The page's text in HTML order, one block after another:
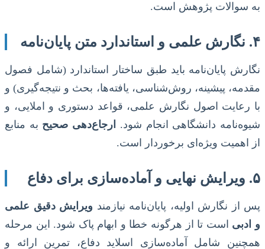
به سوالات پژوهش است.
۴. نگارش علمی و استاندارد متن پایان‌نامه
نگارش پایان‌نامه باید طبق ساختار استاندارد (شامل فصول
مقدمه، پیشینه، روش‌شناسی، یافته‌ها، بحث و نتیجه‌گیری) و
با رعایت اصول نگارش علمی، قواعد دستوری و املایی، و
شیوه‌نامه دانشگاهی انجام شود.
ارجاع‌دهی صحیح به منابع
از اهمیت ویژه‌ای برخوردار است.
۵. ویرایش نهایی و آماده‌سازی برای دفاع
پس از نگارش اولیه، پایان‌نامه نیازمند ویرایش دقیق علمی
و ادبی است تا از هرگونه خطا و ابهام پاک شود. این مرحله
همچنین شامل آماده‌سازی اسلاید دفاع، تمرین ارائه و